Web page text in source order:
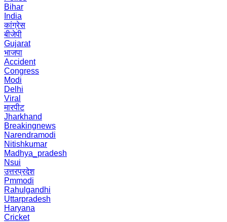
Bihar
India
कांग्रेस
बीजेपी
Gujarat
भाजपा
Accident
Congress
Modi
Delhi
Viral
मारपीट
Jharkhand
Breakingnews
Narendramodi
Nitishkumar
Madhya_pradesh
Nsui
उत्तरप्रदेश
Pmmodi
Rahulgandhi
Uttarpradesh
Haryana
Cricket